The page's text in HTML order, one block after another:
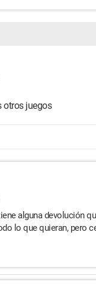
otros juegos
alguna devolución
lo que quieran, pero